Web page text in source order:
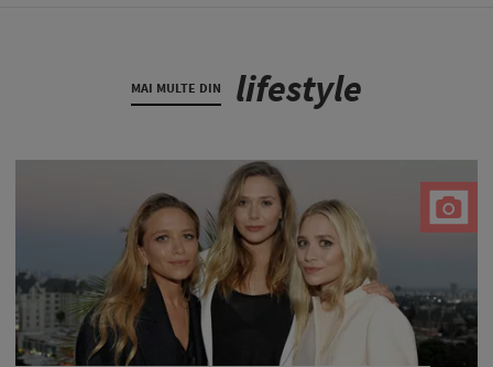
MAI MULTE DIN lifestyle